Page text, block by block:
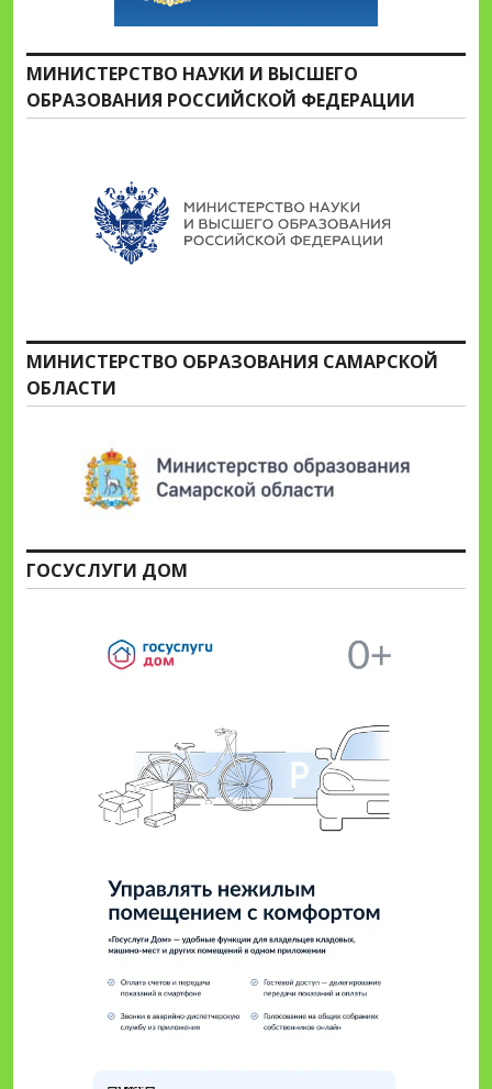
МИНИСТЕРСТВО НАУКИ И ВЫСШЕГО
ОБРАЗОВАНИЯ РОССИЙСКОЙ ФЕДЕРАЦИИ
МИНИСТЕРСТВО ОБРАЗОВАНИЯ САМАРСКОЙ
ОБЛАСТИ
ГОСУСЛУГИ ДОМ